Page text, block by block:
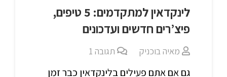
לינקדאין למתקדמים: 5 טיפים,
פיצ’רים חדשים ועדכונים
מאיה בוכניק תגובה1
גם אם אתם פעילים בלינקדאין כבר זמן